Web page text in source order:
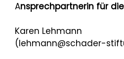
Ansprechpartnerin für
Karen Lehmann
(lehmann@schader-